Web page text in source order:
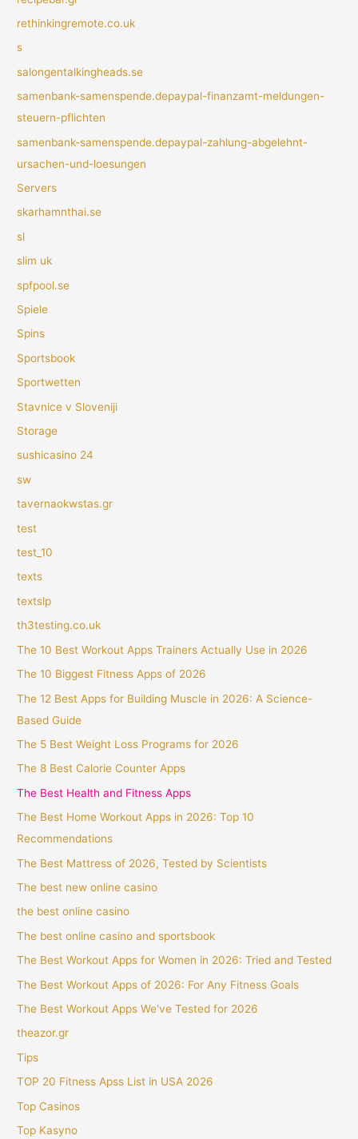
rethinkingremote.co.uk
s
salongentalkingheads.se
samenbank-samenspende.depaypal-finanzamt-meldungen-
steuern-pflichten
samenbank-samenspende.depaypal-zahlung-abgelehnt-
ursachen-und-loesungen
Servers
skarhamnthai.se
sl
slim uk
spfpool.se
Spiele
Spins
Sportsbook
Sportwetten
Stavnice v Sloveniji
Storage
sushicasino 24
sw
tavernaokwstas.gr
test
test_10
texts
textslp
th3testing.co.uk
The 10 Best Workout Apps Trainers Actually Use in 2026
The 10 Biggest Fitness Apps of 2026
The 12 Best Apps for Building Muscle in 2026: A Science-
Based Guide
The 5 Best Weight Loss Programs for 2026
The 8 Best Calorie Counter Apps
The Best Health and Fitness Apps
The Best Home Workout Apps in 2026: Top 10
Recommendations
The Best Mattress of 2026, Tested by Scientists
The best new online casino
the best online casino
The best online casino and sportsbook
The Best Workout Apps for Women in 2026: Tried and Tested
The Best Workout Apps of 2026: For Any Fitness Goals
The Best Workout Apps We've Tested for 2026
theazor.gr
Tips
TOP 20 Fitness Apss List in USA 2026
Top Casinos
Top Kasyno